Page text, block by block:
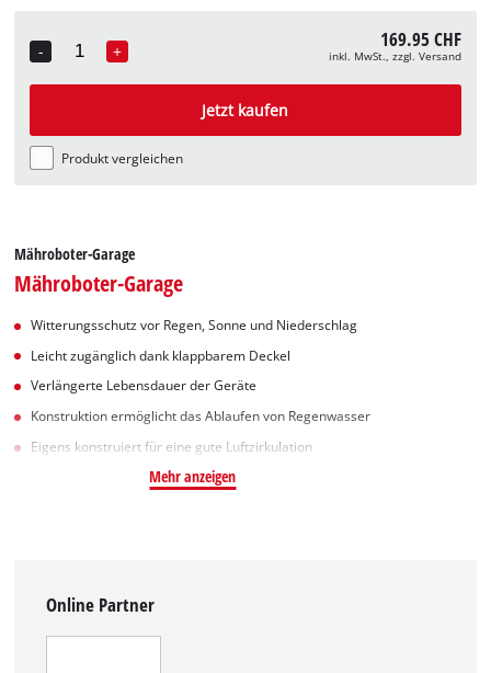
-
Quantity
+ 169.95 CHF
inkl. MwSt., zzgl. Versand
Jetzt kaufen
Produkt vergleichen
Mähroboter-Garage
Mähroboter-Garage
Witterungsschutz vor Regen, Sonne und Niederschlag
Leicht zugänglich dank klappbarem Deckel
Verlängerte Lebensdauer der Geräte
Konstruktion ermöglicht das Ablaufen von Regenwasser
Eigens konstruiert für eine gute Luftzirkulation
Mehr anzeigen
Online Partner